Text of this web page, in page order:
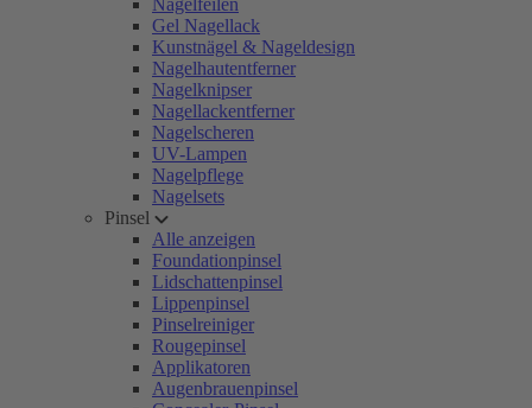
Nagelfeilen
Gel Nagellack
Kunstnägel & Nageldesign
Nagelhautentferner
Nagelknipser
Nagellackentferner
Nagelscheren
UV-Lampen
Nagelpflege
Nagelsets
Pinsel
Alle anzeigen
Foundationpinsel
Lidschattenpinsel
Lippenpinsel
Pinselreiniger
Rougepinsel
Applikatoren
Augenbrauenpinsel